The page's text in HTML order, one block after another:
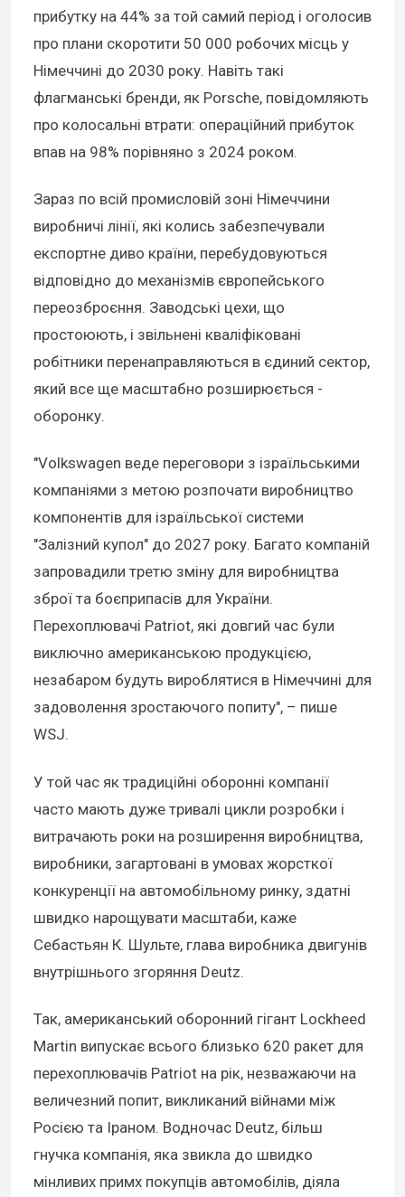
прибутку на 44% за той самий період і оголосив
про плани скоротити 50 000 робочих місць у
Німеччині до 2030 року. Навіть такі
флагманські бренди, як Porsche, повідомляють
про колосальні втрати: операційний прибуток
впав на 98% порівняно з 2024 роком.
Зараз по всій промисловій зоні Німеччини
виробничі лінії, які колись забезпечували
експортне диво країни, перебудовуються
відповідно до механізмів європейського
переозброєння. Заводські цехи, що
простоюють, і звільнені кваліфіковані
робітники перенаправляються в єдиний сектор,
який все ще масштабно розширюється -
оборонку.
"Volkswagen веде переговори з ізраїльськими
компаніями з метою розпочати виробництво
компонентів для ізраїльської системи
"Залізний купол" до 2027 року. Багато компаній
запровадили третю зміну для виробництва
зброї та боєприпасів для України.
Перехоплювачі Patriot, які довгий час були
виключно американською продукцією,
незабаром будуть вироблятися в Німеччині для
задоволення зростаючого попиту", – пише
WSJ.
У той час як традиційні оборонні компанії
часто мають дуже тривалі цикли розробки і
витрачають роки на розширення виробництва,
виробники, загартовані в умовах жорсткої
конкуренції на автомобільному ринку, здатні
швидко нарощувати масштаби, каже
Себастьян К. Шульте, глава виробника двигунів
внутрішнього згоряння Deutz.
Так, американський оборонний гігант Lockheed
Martin випускає всього близько 620 ракет для
перехоплювачів Patriot на рік, незважаючи на
величезний попит, викликаний війнами між
Росією та Іраном. Водночас Deutz, більш
гнучка компанія, яка звикла до швидко
мінливих примх покупців автомобілів, діяла